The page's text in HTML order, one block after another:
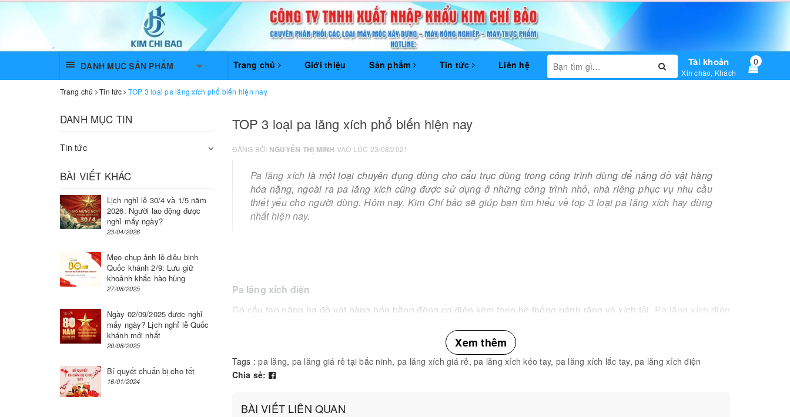
DANH MỤC SẢN PHẨM Trang chủ Giới thiệu Sản phẩm Tin tức Liên hệ Tài khoản
Xin chào, Khách
0
Trang chủ Tin tức TOP 3 loại pa lăng xích phổ biến hiện nay
TOP 3 loại pa lăng xích phổ biến hiện nay
ĐĂNG BỞI NGUYỄN THỊ MINH VÀO LÚC 23/08/2021
Pa lăng xích là một loại chuyên dụng dùng cho cẩu trục dùng trong công trình dùng để nâng đồ vật hàng
hóa nặng, ngoài ra pa lăng xích cũng được sử dụng ở những công trình nhỏ, nhà riêng phục vụ nhu cầu
thiết yếu cho người dùng. Hôm nay, Kim Chí bảo sẽ giúp bạn tìm hiểu về top 3 loại pa lăng xích hay dùng
nhất hiện nay.
Pa lăng xích điện
Có cấu tạo nâng hạ đồ vật hàng hóa bằng động cơ điện kèm theo hệ thống bánh răng và xích tải. Pa lăng xích điện
thường sử dụng nguồn điện 380V, chiều cao nâng hạ tiêu chuẩn là 6m, phù hợp với các công trình xây dựng, nhà
máy sử dụng cẩu trục có sức nâng từ 500kg đến 5 tấn.
Trên thị trường hiện nay thông dụng một số loại pa lăng xích điện như DHP, KENTO, SHC… là những thương hiệu
Xem thêm
Tags :pa lăng, pa lăng giá rẻ tại bắc ninh, pa lăng xích giá rẻ, pa lăng xích kéo tay, pa lăng xích lắc tay, pa lăng xích điện
Chia sẻ:
BÀI VIẾT LIÊN QUAN
DANH MỤC TIN
Tin tức
BÀI VIẾT KHÁC
Lịch nghỉ lễ 30/4 và 1/5 năm
2026: Người lao động được
nghỉ mấy ngày?
23/04/2026
Mẹo chụp ảnh lễ diễu binh
Quốc khánh 2/9: Lưu giữ
khoảnh khắc hào hùng
27/08/2025
Ngày 02/09/2025 được nghỉ
mấy ngày? Lịch nghỉ lễ Quốc
khánh mới nhất
20/08/2025
Bí quyết chuẩn bị cho tết
16/01/2024